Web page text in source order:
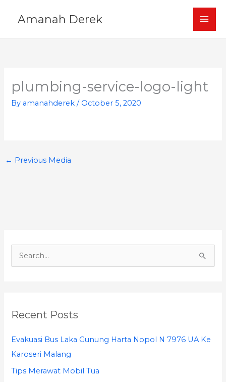
Amanah Derek
plumbing-service-logo-light
By amanahderek/ October 5, 2020
← Previous Media
c
r
Recent Posts
Evakuasi Bus Laka Gunung Harta Nopol N 7976 UA Ke
Karoseri Malang
Tips Merawat Mobil Tua